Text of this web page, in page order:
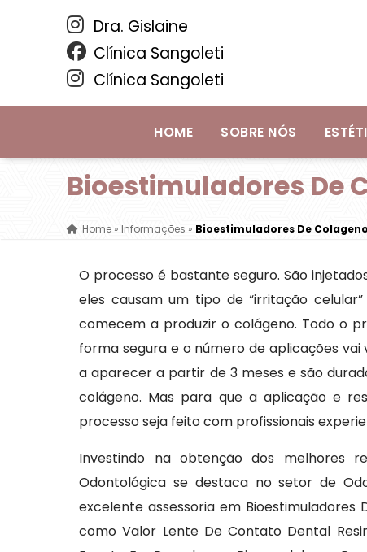
Dra. Gislaine
Clínica Sangoleti
Clínica Sangoleti
HOME SOBRE NÓS
Bioestimuladores De
Home»Informações » Bioestimuladores De
O processo é bastante seguro. São
eles causam um tipo de “irritação
comecem a produzir o colágeno. Todo o
forma segura e o número de aplicações
a aparecer a partir de 3 meses e são
colágeno. Mas para que a aplicação e
processo seja feito com profissionais
Investindo na obtenção dos melhores
Odontológica se destaca no setor de
excelente assessoria em
como Valor Lente De Contato Dental